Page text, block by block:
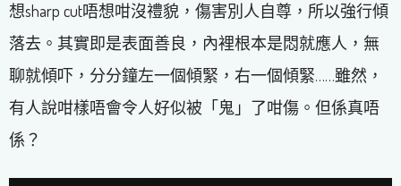
想sharp cut唔想咁沒禮貌，傷害別人自尊，所以強行傾
落去。其實即是表面善良，內裡根本是悶就應人，無
聊就傾吓，分分鐘左一個傾緊，右一個傾緊……雖然，
有人說咁樣唔會令人好似被「鬼」了咁傷。但係真唔
係？